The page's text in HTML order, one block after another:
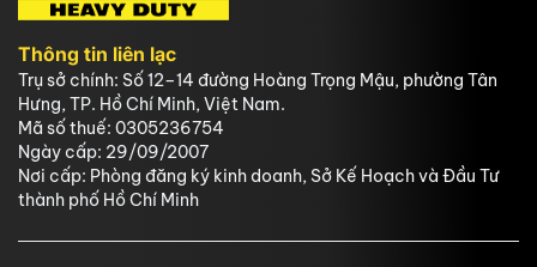
Thông tin liên lạc
Trụ sở chính: Số 12–14 đường Hoàng Trọng Mậu, phường Tân
Hưng, TP. Hồ Chí Minh, Việt Nam.
Mã số thuế: 0305236754
Ngày cấp: 29/09/2007
Nơi cấp: Phòng đăng ký kinh doanh, Sở Kế Hoạch và Đầu Tư
thành phố Hồ Chí Minh